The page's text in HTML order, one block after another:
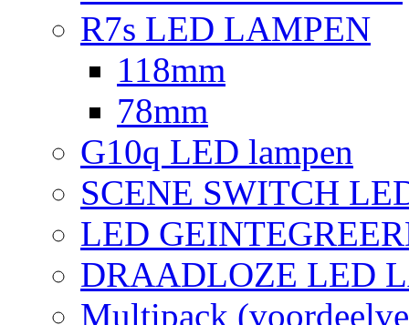
R7s LED LAMPEN
118mm
78mm
G10q LED lampen
SCENE SWITCH
LED
DRAADLOZE LED
Multipack